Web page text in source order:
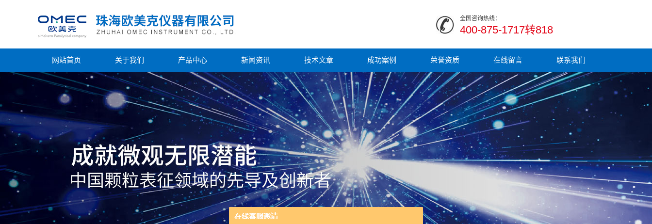
全国咨询热线：
400-875-1717转818
网站首页 关于我们 产品中心 新闻资讯 技术文章 成功案例 荣誉资质 在线留言 联系我们